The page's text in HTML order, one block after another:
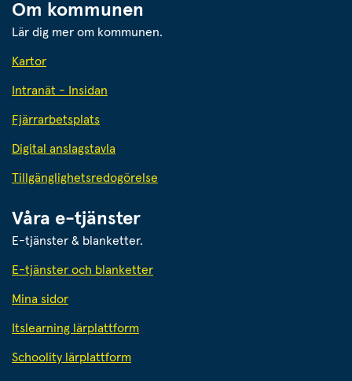
Om kommunen
Lär dig mer om kommunen.
Kartor
Intranät - Insidan
Fjärrarbetsplats
Digital anslagstavla
Tillgänglighetsredogörelse
Våra e-tjänster
E-tjänster & blanketter.
E-tjänster och blanketter
Mina sidor
Itslearning lärplattform
Schoolity lärplattform